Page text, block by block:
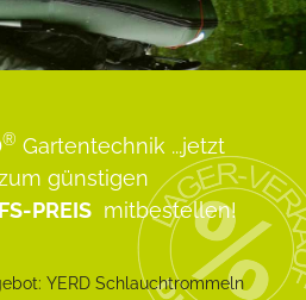
® Gartentechnik ...jetzt
günstigen
PREIS mitbestellen!